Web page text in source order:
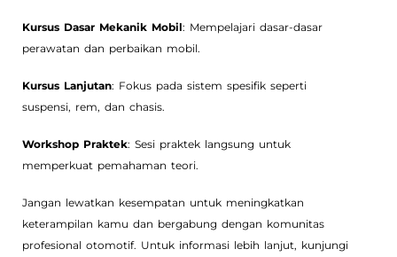
Kursus Dasar Mekanik Mobil: Mempelajari dasar-dasar
perawatan dan perbaikan mobil.
Kursus Lanjutan: Fokus pada sistem spesifik seperti
suspensi, rem, dan chasis.
Workshop Praktek: Sesi praktek langsung untuk
memperkuat pemahaman teori.
Jangan lewatkan kesempatan untuk meningkatkan
keterampilan kamu dan bergabung dengan komunitas
profesional otomotif. Untuk informasi lebih lanjut, kunjungi